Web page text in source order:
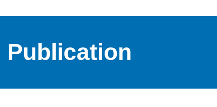
Publication